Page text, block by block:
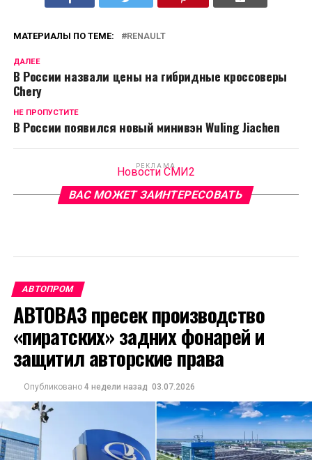
МАТЕРИАЛЫ ПО ТЕМЕ: RENAULT
ДАЛЕЕ
В России назвали цены на гибридные кроссоверы
Chery
НЕ ПРОПУСТИТЕ
В России появился новый минивэн Wuling Jiachen
РЕКЛАМА
Новости СМИ2
ВАС МОЖЕТ ЗАИНТЕРЕСОВАТЬ
АВТОПРОМ
АВТОВАЗ пресек производство
«пиратских» задних фонарей и
защитил авторские права
Опубликовано 4 недели назад 03.07.2026